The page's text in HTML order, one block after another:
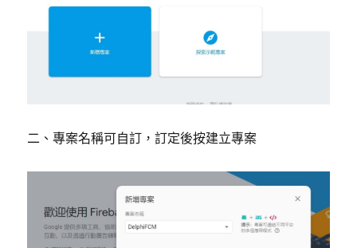
二、專案名稱可自訂，訂定後按建立專案